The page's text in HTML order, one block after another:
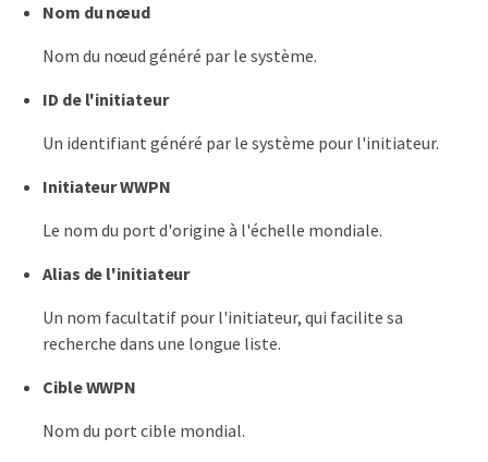
Nom du nœud
Nom du nœud généré par le système.
ID de l'initiateur
Un identifiant généré par le système pour l'initiateur.
Initiateur WWPN
Le nom du port d'origine à l'échelle mondiale.
Alias de l'initiateur
Un nom facultatif pour l'initiateur, qui facilite sa
recherche dans une longue liste.
Cible WWPN
Nom du port cible mondial.